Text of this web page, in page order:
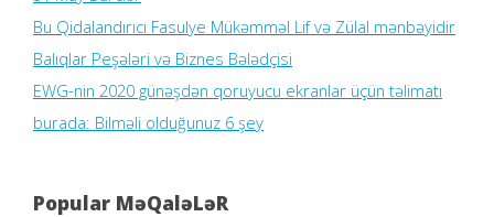
Bu Qidalandırıcı Fasulye Mükəmməl Lif və Zülal mənbəyidir
Balıqlar Peşələri və Biznes Bələdçisi
EWG-nin 2020 günəşdən qoruyucu ekranlar üçün təlimatı
burada: Bilməli olduğunuz 6 şey
Popular MəQaləLəR